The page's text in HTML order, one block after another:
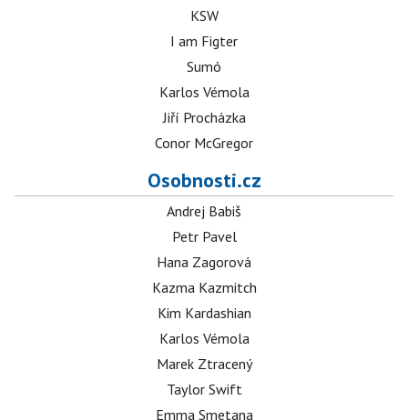
KSW
I am Figter
Sumó
Karlos Vémola
Jiří Procházka
Conor McGregor
Osobnosti.cz
Andrej Babiš
Petr Pavel
Hana Zagorová
Kazma Kazmitch
Kim Kardashian
Karlos Vémola
Marek Ztracený
Taylor Swift
Emma Smetana